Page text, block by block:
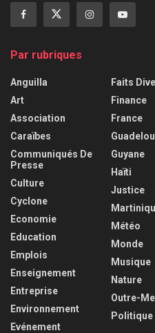
Par rubriques
Anguilla
Art
Association
Caraïbes
Communiqués De
Presse
Culture
Cyclone
Economie
Education
Emplois
Enseignement
Entreprise
Environnement
Evénement
Faits
Finance
France
Guyane
Haïti
Justice
Météo
Monde
Musique
Nature
Outre-
Politique